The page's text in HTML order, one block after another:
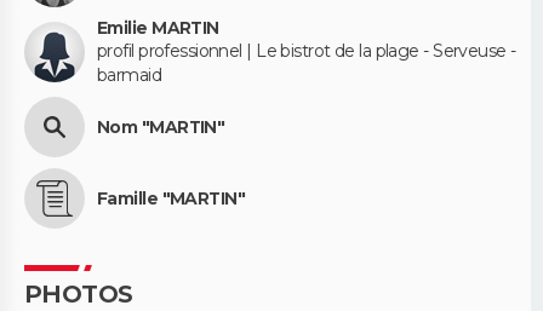
Emilie MARTIN
profil professionnel | Le bistrot de la plage - Serveuse -
barmaid
Nom "MARTIN"
Famille "MARTIN"
PHOTOS